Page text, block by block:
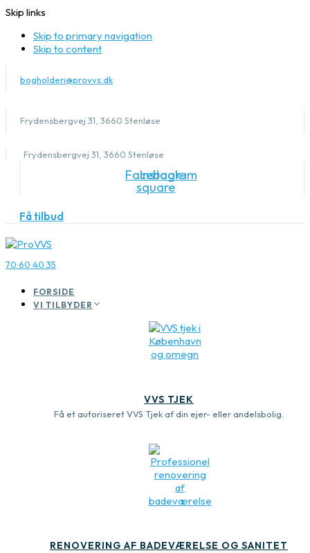
Skip links
Skip to primary navigation
Skip to content
bogholderi@provvs.dk
Frydensbergvej 31, 3660 Stenløse
Frydensbergvej 31, 3660 Stenløse
Facebook-
square
Instagram
Få tilbud
70 60 40 35
FORSIDE
VI TILBYDER
VVS TJEK
Få et autoriseret VVS Tjek af din ejer- eller andelsbolig.
RENOVERING AF BADEVÆRELSE OG SANITET